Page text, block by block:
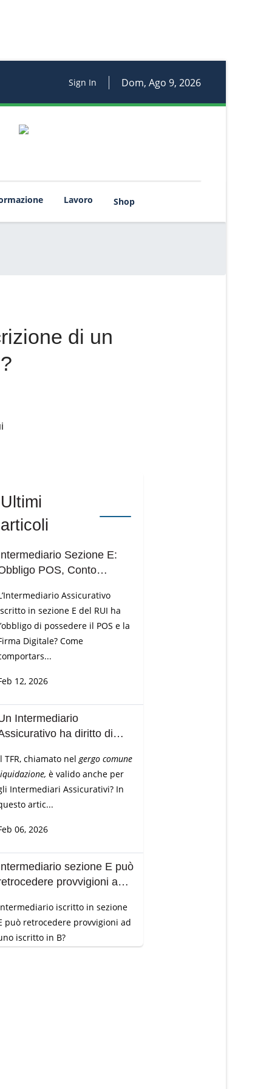
Dom, Ago 9, 2026
Sign In
Lavoro Shop
di un
Ultimi
articoli
Sezione E:
POS, Conto
Assicurativo
in sezione E del RUI ha
di possedere il POS e la
Digitale? Come
12, 2026
Intermediario
ha diritto di
TFR, chiamato nel gergo comune
è valido anche per
Intermediari Assicurativi? In
artic...
06, 2026
sezione E può
provvigioni ad
iscritto in sezione
può retrocedere provvigioni ad
iscritto in B?